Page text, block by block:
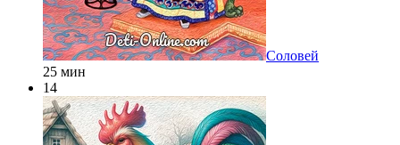
Соловей
25 мин
14